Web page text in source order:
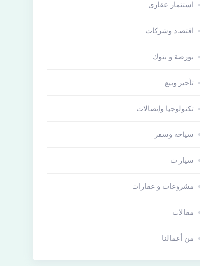
استثمار عقارى
اقتصاد وشركات
بورصة و بنوك
تأجير وبيع
تكنولوجيا وإتصالات
سياحة وسفر
سيارات
مشروعات و عقارات
مقالات
من أعمالنا